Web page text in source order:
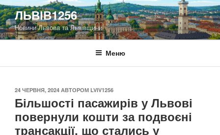
Перейти
до
вмісту
ЛЬВІВ1256
Новини Львова та Львівщини
Меню
ОПУБЛІКОВАНО
24 ЧЕРВНЯ, 2024 АВТОРОМ LVIV1256
Більшості пасажирів у Львові
повернули кошти за подвоєні
трансакції, що стались у